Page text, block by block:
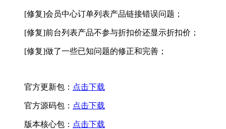
[修复]会员中心订单列表产品链接错误问题；
[修复]前台列表产品不参与折扣价还显示折扣价；
[修复]做了一些已知问题的修正和完善；
官方更新包： 点击下载
官方源码包： 点击下载
版本核心包： 点击下载